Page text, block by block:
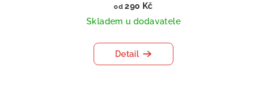
od 290 Kč
Skladem u dodavatele
Detail